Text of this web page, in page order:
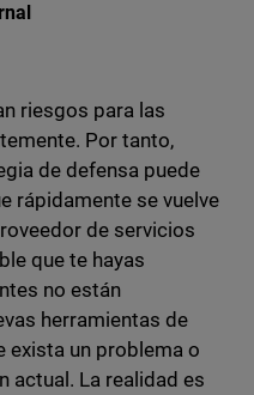
on Reddit
riesgos para las
Por tanto,
de defensa puede
rápidamente se vuelve
de servicios
que te hayas
no están
herramientas de
exista un problema o
actual. La realidad es